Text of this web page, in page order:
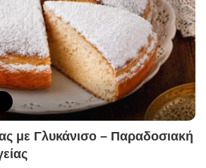
με Γλυκάνισο – Παραδοσιακή